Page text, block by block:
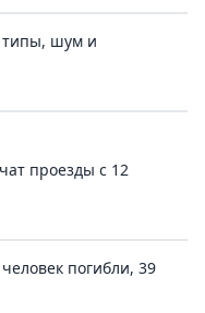
типы, шум и
проезды с 12
погибли, 39